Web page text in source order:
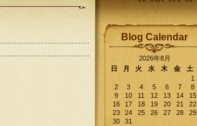
Blog Calendar
2026年8月
日
月 火 水 木 金
土
1
2
3 4 5 6 7
8
9
10 11 12 13 14
15
16
17 18 19 20 21
22
23
24 25 26 27 28
29
30
31